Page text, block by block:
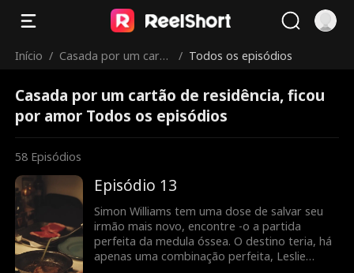
Início / Casada por um cartã
por amor
/ Todos os episódios
Casada por um cartão de residência, ficou
por amor Todos os episódios
58 Episódios
Episódio 13
Simon Williams tem uma dose de salvar seu
irmão mais novo, encontre -o a partida
perfeita da medula óssea. O destino teria, há
apenas uma combinação perfeita, Leslie